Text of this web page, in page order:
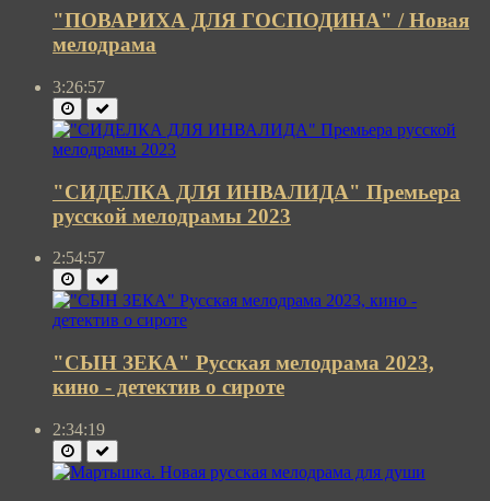
"ПОВАРИХА ДЛЯ ГОСПОДИНА" / Новая
мелодрама
3:26:57
"СИДЕЛКА ДЛЯ ИНВАЛИДА" Премьера
русской мелодрамы 2023
2:54:57
"СЫН ЗЕКА" Русская мелодрама 2023,
кино - детектив о сироте
2:34:19